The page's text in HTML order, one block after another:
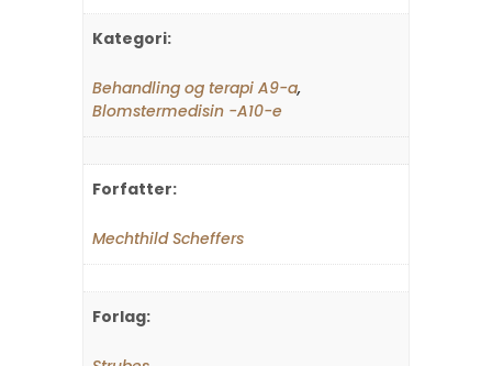
Kategori:
Behandling og terapi A9-a,
Blomstermedisin -A10-e
Forfatter:
Mechthild Scheffers
Forlag: